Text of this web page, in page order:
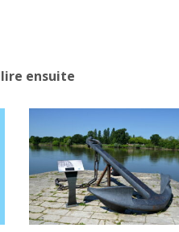
ensuite